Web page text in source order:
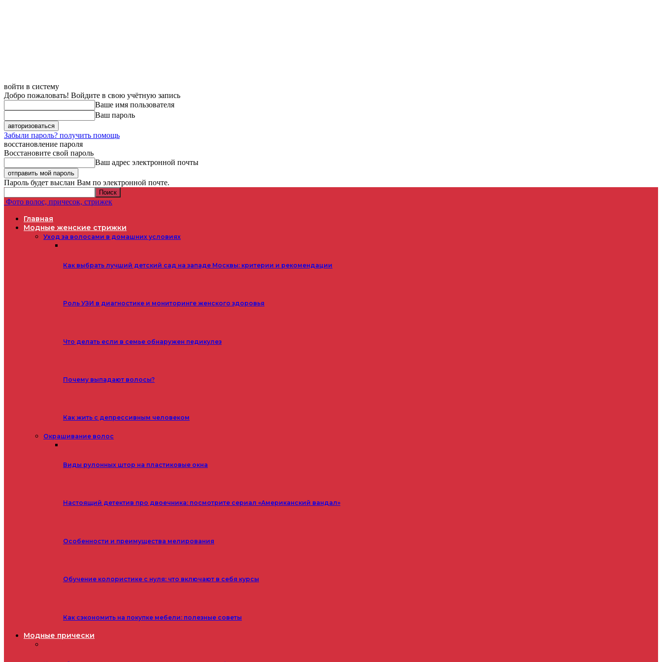
войти в систему
Добро пожаловать! Войдите в свою учётную запись
Ваше имя пользователя
Ваш пароль
Забыли пароль? получить помощь
восстановление пароля
Восстановите свой пароль
Ваш адрес электронной почты
Пароль будет выслан Вам по электронной почте.
Фото волос, причесок, стрижек
Главная
Модные женские стрижки
Уход за волосами в домашних условиях
Как выбрать лучший детский сад на западе Москвы: критерии и рекомендации
Роль УЗИ в диагностике и мониторинге женского здоровья
Что делать если в семье обнаружен педикулез
Почему выпадают волосы?
Как жить с депрессивным человеком
Окрашивание волос
Виды рулонных штор на пластиковые окна
Настоящий детектив про двоечника: посмотрите сериал «Американский вандал»
Особенности и преимущества мелирования
Обучение колористике с нуля: что включают в себя курсы
Как сэкономить на покупке мебели: полезные советы
Модные прически